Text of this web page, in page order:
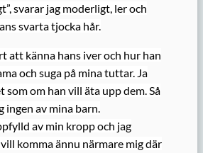
svarar jag moderligt, ler och
svarta tjocka hår.
att känna hans iver och hur han
och suga på mina tuttar. Ja
som om han vill äta upp dem. Så
ingen av mina barn.
av min kropp och jag
komma ännu närmare mig där